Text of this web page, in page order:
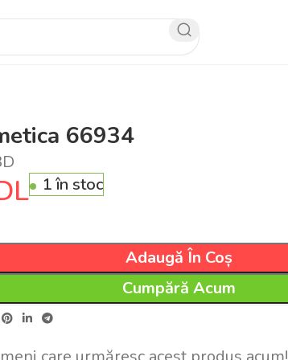
66934
1 în stoc
Adaugă În Coș
Cumpără Acum